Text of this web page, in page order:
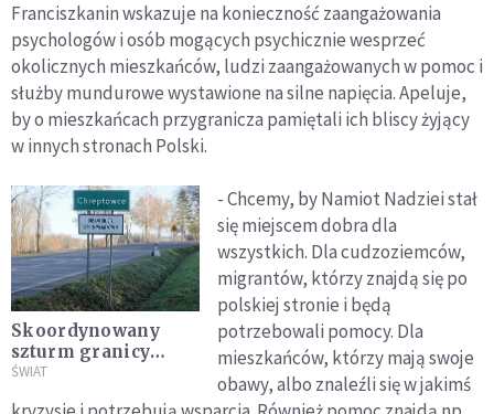
Franciszkanin wskazuje na konieczność zaangażowania
psychologów i osób mogących psychicznie wesprzeć
okolicznych mieszkańców, ludzi zaangażowanych w pomoc i
służby mundurowe wystawione na silne napięcia. Apeluje,
by o mieszkańcach przygranicza pamiętali ich bliscy żyjący
w innych stronach Polski.
Skoordynowany
szturm granicy
przez migrantów to
ŚWIAT
- Chcemy, by Namiot Nadziei stał
się miejscem dobra dla
wszystkich. Dla cudzoziemców,
migrantów, którzy znajdą się po
polskiej stronie i będą
potrzebowali pomocy. Dla
mieszkańców, którzy mają swoje
obawy, albo znaleźli się w jakimś